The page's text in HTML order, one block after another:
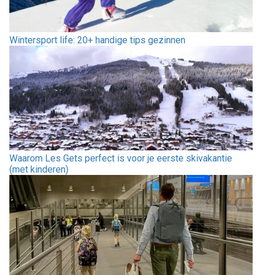
Wintersport life: 20+ handige tips gezinnen
Waarom Les Gets perfect is voor je eerste skivakantie
(met kinderen)